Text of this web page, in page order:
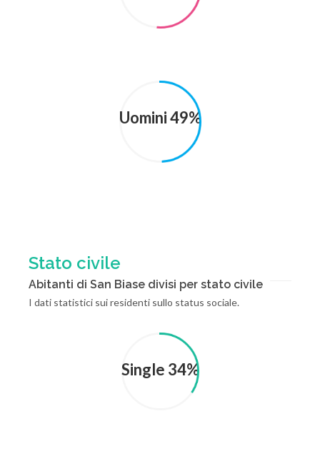
Uomini 49%
Stato civile
Abitanti di San Biase divisi per stato civile
I dati statistici sui residenti sullo status sociale.
Single 34%